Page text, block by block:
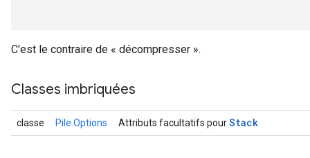
C'est le contraire de « décompresser ».
Classes imbriquées
classe Pile.Options Attributs facultatifs pourStack